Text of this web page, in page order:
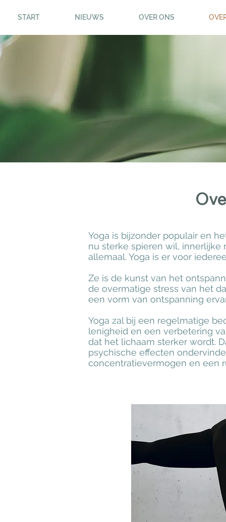
START NIEUWS OVER ONS
Yoga is bijzonder populair en
nu sterke spieren wil,
allemaal. Yoga is er voor
Ze is de kunst van het
de overmatige stress van het
een vorm van ontspanning
Yoga zal bij een regelmatige
lenigheid en een verbetering
dat het lichaam sterker wordt.
psychische effecten
concentratievermogen en een